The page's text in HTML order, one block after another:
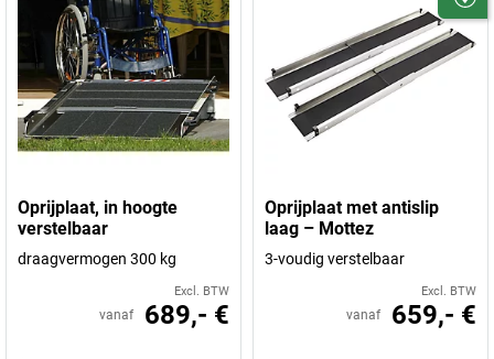
Oprijplaat, in hoogte
verstelbaar
draagvermogen 300 kg
Excl. BTW
vanaf 689,- €
Oprijplaat met antislip
laag – Mottez
3-voudig verstelbaar
Excl. BTW
vanaf 659,- €